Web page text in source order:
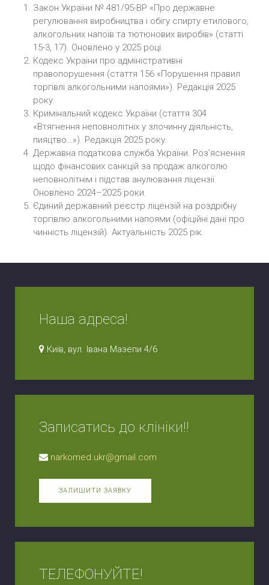
Закон України № 481/95-ВР «Про державне
регулювання виробництва і обігу спирту етилового,
алкогольних напоїв та тютюнових виробів» (статті
15-3, 17). Оновлено у 2025 році.
Кодекс України про адміністративні
правопорушення (стаття 156 «Порушення правил
торгівлі алкогольними напоями»). Редакція 2025
року.
Кримінальний кодекс України (стаття 304
«Втягнення неповнолітніх у злочинну діяльність,
пияцтво…»). Редакція 2025 року.
Державна податкова служба України. Роз’яснення
щодо фінансових санкцій за продаж алкоголю
неповнолітнім і підстав анулювання ліцензії.
Оновлено 2024–2025 роки.
Єдиний державний реєстр ліцензій на роздрібну
торгівлю алкогольними напоями (офіційні дані про
чинність ліцензій). Актуальність 2025 рік.
Наша адреса!
Київ, вул. Івана Мазепи 4/6
Записатись до клініки!!
narkomed.ukr@gmail.com
ЗАЛИШИТИ ЗАЯВКУ
ТЕЛЕФОНУЙТЕ!